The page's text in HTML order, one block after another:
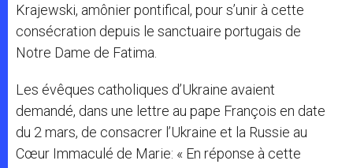
Krajewski, amônier pontifical, pour s’unir à cette
consécration depuis le sanctuaire portugais de
Notre Dame de Fatima.
Les évêques catholiques d’Ukraine avaient
demandé, dans une lettre au pape François en date
du 2 mars, de consacrer l’Ukraine et la Russie au
Cœur Immaculé de Marie: « En réponse à cette